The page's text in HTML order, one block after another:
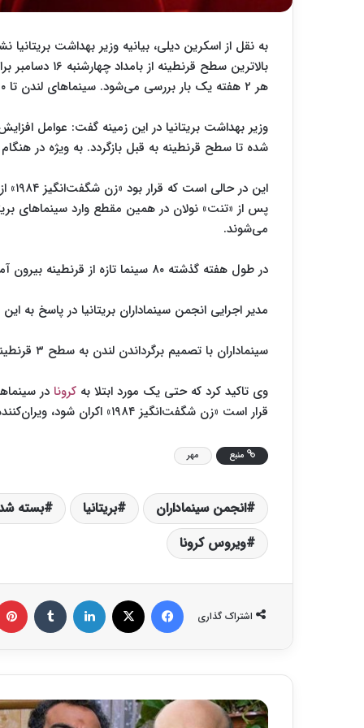
هر ۲ هفته یک بار بررسی می‌شود. سینماهای لندن تا ۳۰ دسامبر و فرا رسیدن سال ۲۰۲۱ بسته خواهند بود.
وزیر بهداشت بریتانیا در این زمینه گفت: عوامل
شده تا سطح قرنطینه به قبل بازگردد. به ویژه در
این
می‌شوند.
در طول هفته گذشته ۸۰ سینما تازه از قرنطینه بیرون آمده بودند.
مدیر اجرایی انجمن سینماداران بریتانیا در پاسخ به
سینماداران با تصمیم برگرداندن لندن به سطح ۳ قرنطینه نابود می‌شوند.
وی تاکید کرد که حتی یک مورد ابتلا به کرونا در
قرار است «زن شگفت‌انگیز ۱۹۸۴» اکران شود، ویران‌کننده است.
منبع مهر
انجمن سینماداران بریتانیا بسته
ویروس کرونا
اشتراک گذاری
د